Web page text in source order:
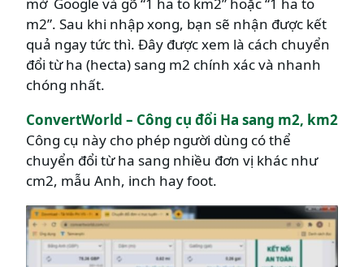
m2”. Sau khi nhập xong, bạn sẽ nhận được kết
quả ngay tức thì. Đây được xem là cách chuyển
đổi từ ha (hecta) sang m2 chính xác và nhanh
chóng nhất.
ConvertWorld – Công cụ đổi Ha sang m2, km2
Công cụ này cho phép người dùng có thể
chuyển đổi từ ha sang nhiều đơn vị khác như
cm2, mẫu Anh, inch hay foot.